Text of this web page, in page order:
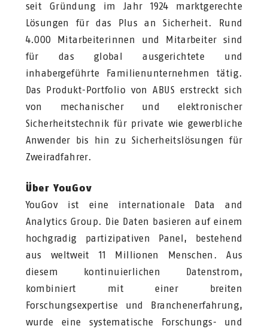
seit Gründung im Jahr 1924 marktgerechte
Lösungen für das Plus an Sicherheit. Rund
4.000 Mitarbeiterinnen und Mitarbeiter sind
für das global ausgerichtete und
inhabergeführte Familienunternehmen tätig.
Das Produkt-Portfolio von ABUS erstreckt sich
von mechanischer und elektronischer
Sicherheitstechnik für private wie gewerbliche
Anwender bis hin zu Sicherheitslösungen für
Zweiradfahrer.
Über YouGov
YouGov ist eine internationale Data and
Analytics Group. Die Daten basieren auf einem
hochgradig partizipativen Panel, bestehend
aus weltweit 11 Millionen Menschen. Aus
diesem kontinuierlichen Datenstrom,
kombiniert mit einer breiten
Forschungsexpertise und Branchenerfahrung,
wurde eine systematische Forschungs- und